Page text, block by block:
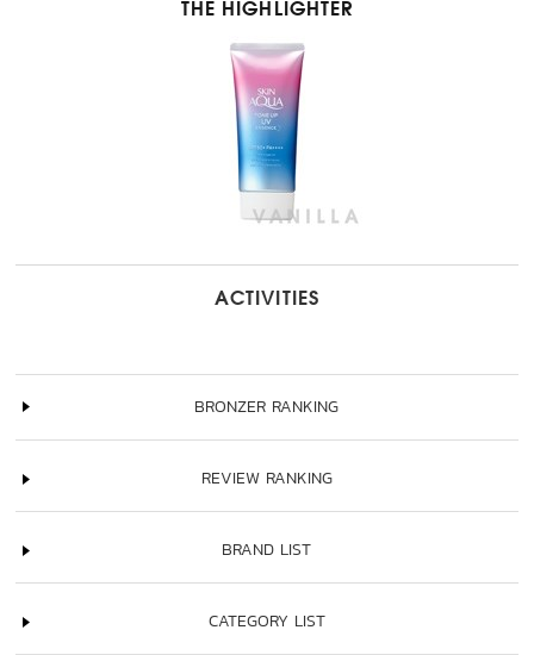
THE HIGHLIGHTER
ACTIVITIES
BRONZER RANKING
REVIEW RANKING
BRAND LIST
CATEGORY LIST